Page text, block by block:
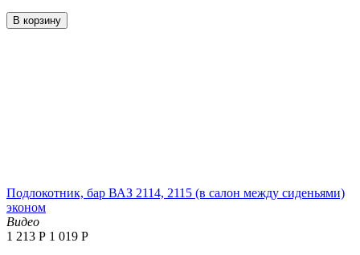
В корзину
Подлокотник, бар ВАЗ 2114, 2115 (в салон между сиденьями)
эконом
Видео
1 213 Р 1 019 Р